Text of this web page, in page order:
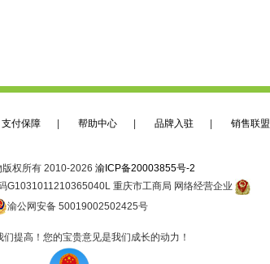
支付保障 帮助中心 品牌入驻 销售联盟
权所有 2010-2026 渝ICP备20003855号-2
G1031011210365040L 重庆市工商局 网络经营企业
渝公网安备 50019002502425号
们提高！您的宝贵意见是我们成长的动力！